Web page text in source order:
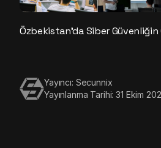
Özbekistan’da Siber
Yayıncı: Secunnix
Yayınlanma Tarihi: 31 Ekim